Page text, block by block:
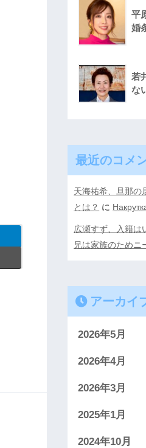
平
婚
若
な
最近のコメ
天海祐希、旦那の
とは？ に
広瀬すず、入籍は
兄は家族のためニ
アーカイ
2026年5月
2026年4月
2026年3月
2025年1月
2024年10月